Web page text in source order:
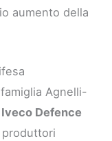
aumento della
Agnelli-
Iveco Defence